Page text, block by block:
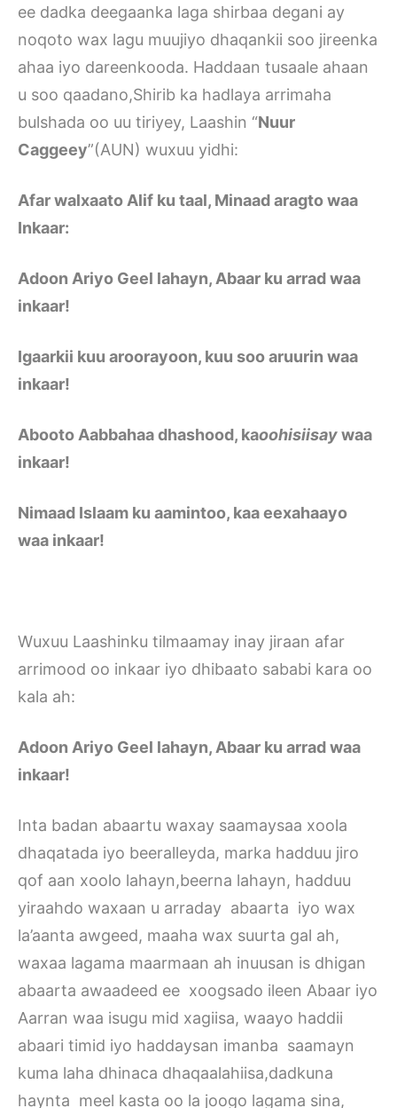
ee dadka deegaanka laga shirbaa degani ay
noqoto wax lagu muujiyo dhaqankii soo jireenka
ahaa iyo dareenkooda. Haddaan tusaale ahaan
u soo qaadano,Shirib ka hadlaya arrimaha
bulshada oo uu tiriyey, Laashin “Nuur
Caggeey”(AUN) wuxuu yidhi:
Afar walxaato Alif ku taal, Minaad aragto waa
Inkaar:
Adoon Ariyo Geel lahayn, Abaar ku arrad waa
inkaar!
Igaarkii kuu aroorayoon, kuu soo aruurin waa
inkaar!
Abooto Aabbahaa dhashood, kaoohisiisaywaa
inkaar!
Nimaad Islaam ku aamintoo, kaa eexahaayo
waa inkaar!
Wuxuu Laashinku tilmaamay inay jiraan afar
arrimood oo inkaar iyo dhibaato sababi kara oo
kala ah:
Adoon Ariyo Geel lahayn, Abaar ku arrad waa
inkaar!
Inta badan abaartu waxay saamaysaa xoola
dhaqatada iyo beeralleyda, marka hadduu jiro
qof aan xoolo lahayn,beerna lahayn, hadduu
yiraahdo waxaan u arraday abaarta iyo wax
la’aanta awgeed, maaha wax suurta gal ah,
waxaa lagama maarmaan ah inuusan is dhigan
abaarta awaadeed ee xoogsado ileen Abaar iyo
Aarran waa isugu mid xagiisa, waayo haddii
abaari timid iyo haddaysan imanba saamayn
kuma laha dhinaca dhaqaalahiisa,dadkuna
haynta meel kasta oo la joogo lagama sina,